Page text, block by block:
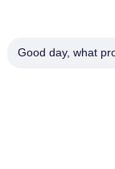
Blok A, strefa
Good day, what